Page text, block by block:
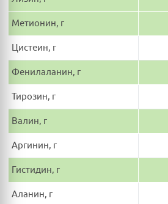
Метионин, г
Цистеин, г
Фенилаланин, г
Тирозин, г
Валин, г
Аргинин, г
Гистидин, г
Аланин, г